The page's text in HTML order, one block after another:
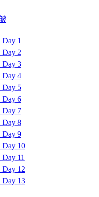
1
2
3
4
5
6
7
8
9
10
11
12
13